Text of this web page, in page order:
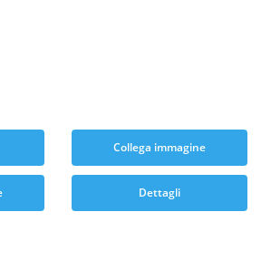
Collega immagine
Dettagli